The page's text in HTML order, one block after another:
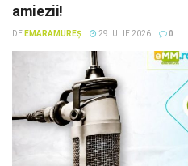
amiezii!
DE EMARAMUREȘ 29 IULIE 2026 0